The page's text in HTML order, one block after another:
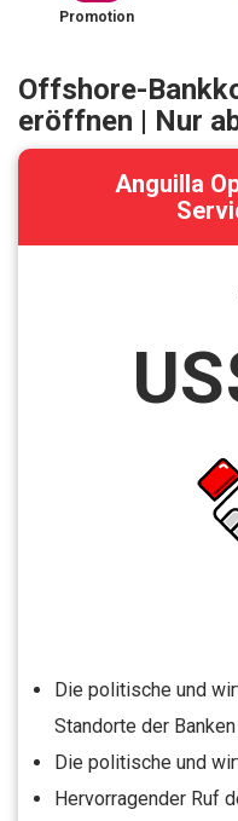
Promotion
Offshore-
eröffnen | Nur
Anguilla
Die politische und
Standorte der Banken
Die politische und
Hervorragender Ruf